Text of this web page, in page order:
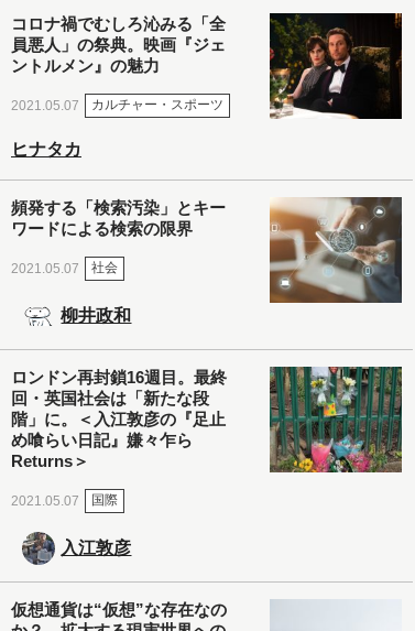
コロナ禍でむしろ沁みる「全
員悪人」の祭典。映画『ジェ
ントルメン』の魅力
2021.05.07 カルチャー・スポーツ
ヒナタカ
頻発する「検索汚染」とキー
ワードによる検索の限界
2021.05.07 社会
柳井政和
ロンドン再封鎖16週目。最終
回・英国社会は「新たな段
階」に。＜入江敦彦の『足止
め喰らい日記』嫌々乍ら
Returns＞
2021.05.07 国際
入江敦彦
仮想通貨は“仮想”な存在なの